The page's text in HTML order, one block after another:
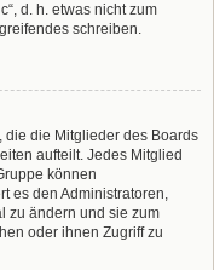
d. h. etwas nicht zum
schreiben.
die die Mitglieder des Boards
aufteilt. Jedes Mitglied
können
es den Administratoren,
zu ändern und sie zum
oder ihnen Zugriff zu